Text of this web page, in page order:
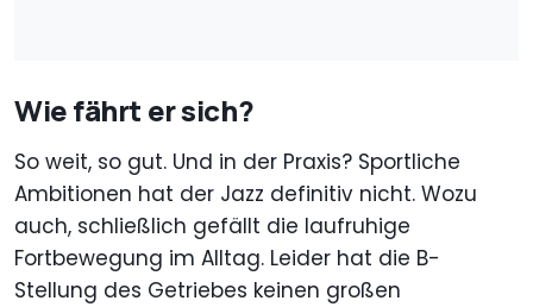
Wie fährt er sich?
So weit, so gut. Und in der Praxis? Sportliche
Ambitionen hat der Jazz definitiv nicht. Wozu
auch, schließlich gefällt die laufruhige
Fortbewegung im Alltag. Leider hat die B-
Stellung des Getriebes keinen großen